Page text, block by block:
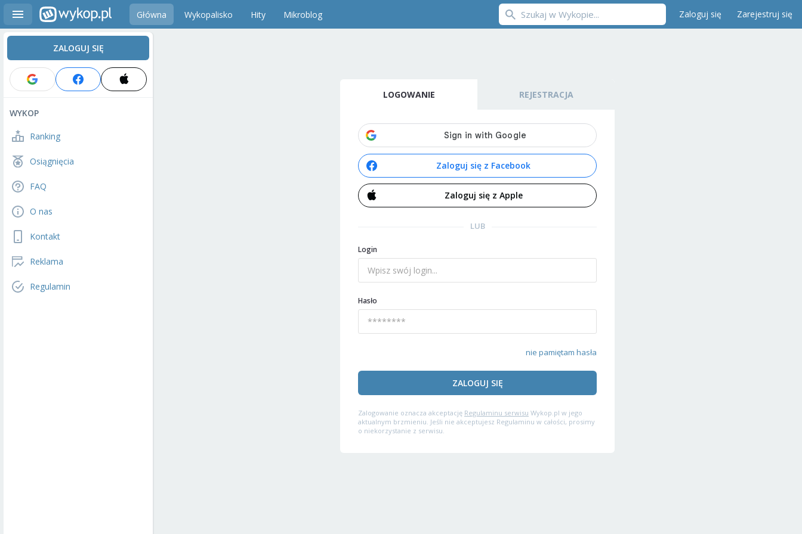
Główna Wykopalisko Hity Mikroblog Zaloguj się Zarejestruj się
ZALOGUJ SIĘ
WYKOP
Ranking
Osiągnięcia
FAQ
O nas
Kontakt
Reklama
Regulamin
LOGOWANIE REJESTRACJA
Zaloguj się z Facebook
Zaloguj się z Apple
LUB
Login
Hasło
nie pamiętam hasła
ZALOGUJ SIĘ
Zalogowanie oznacza akceptację Regulaminu serwisu Wykop.pl w jego
aktualnym brzmieniu. Jeśli nie akceptujesz Regulaminu w całości, prosimy
o niekorzystanie z serwisu.